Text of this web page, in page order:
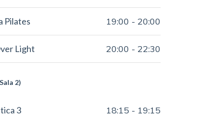
Pilates 19:00 -20:00
Light 20:00 -22:30
2)
3 18:15 - 19:15